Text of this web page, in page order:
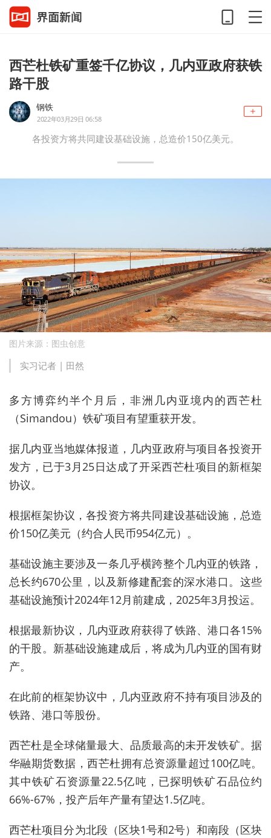
西芒杜铁矿重签千亿协议，几内亚政府获铁
路干股
钢铁
2022年03月29日 06:58
各投资方将共同建设基础设施，总造价150亿美元。
图片来源：图虫创意
实习记者 | 田然
多方博弈约半个月后， 非洲几内亚境内的西芒杜
（Simandou） 铁矿项目有望重获开发。
据几内亚当地媒体报道，几内亚政府与项目各投资开
发方，已于3月25日达成了开采西芒杜项目的新框架
协议。
根据框架协议，各投资方将共同建设基础设施 ，总造
价150亿美元（约合人民币954亿元）。
基础设施主要涉及一条几乎横跨整个几内亚的铁路，
总长约670公里，以及新修建配套的深水港口。这些
基础设施预计2024年12月前建成，2025年3月投运。
根据最新协议，几内亚政府获得了铁路、港口各15%
的干股。 新基础设施建成后，将成为几内亚的国有财
产。
在此前的框架协议中， 几内亚政府不持有项目涉及的
铁路、港口等股份。
西芒杜是全球储量最大、品质最高的未开发铁矿。据
华融期货数据，西芒杜拥有总资源量超过100亿吨。
其中铁矿石资源量22.5亿吨，已探明铁矿石品位约
66%-67%，投产后年产量有望达1.5亿吨。
西芒杜项目分为北段（区块1号和2号）和南段（区块